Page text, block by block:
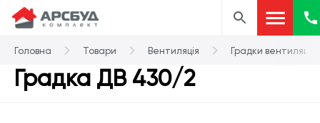
Головна Товари Вентиляція Градки
Градка ДВ 430/2